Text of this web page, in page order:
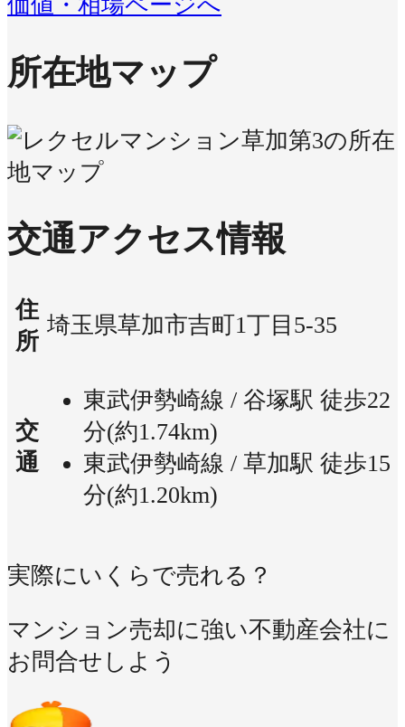
所在地マップ
交通アクセス情報
住
所
埼玉県草加市吉町1丁目5-35
交
通
東武伊勢崎線 / 谷塚駅 徒歩22
分(約1.74km)
東武伊勢崎線 / 草加駅 徒歩15
分(約1.20km)
実際にいくらで売れる？
マンション売却に強い不動産会社に
お問合せしよう